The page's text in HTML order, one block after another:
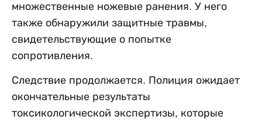
множественные ножевые ранения. У него
также обнаружили защитные травмы,
свидетельствующие о попытке
сопротивления.
Следствие продолжается. Полиция ожидает
окончательные результаты
токсикологической экспертизы, которые